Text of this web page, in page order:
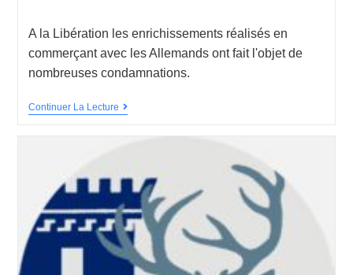
A la Libération les enrichissements réalisés en
commerçant avec les Allemands ont fait l'objet de
nombreuses condamnations.
Continuer La Lecture